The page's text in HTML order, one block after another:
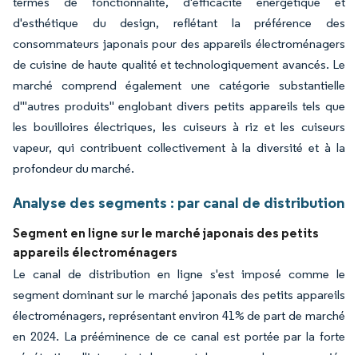
d'esthétique du design, reflétant la préférence des
consommateurs japonais pour des appareils électroménagers
de cuisine de haute qualité et technologiquement avancés. Le
marché comprend également une catégorie substantielle
d'"autres produits" englobant divers petits appareils tels que
les bouilloires électriques, les cuiseurs à riz et les cuiseurs
vapeur, qui contribuent collectivement à la diversité et à la
profondeur du marché.
Analyse des segments : par canal de distribution
Segment en ligne sur le marché japonais des petits
appareils électroménagers
Le canal de distribution en ligne s'est imposé comme le
segment dominant sur le marché japonais des petits appareils
électroménagers, représentant environ 41% de part de marché
en 2024. La prééminence de ce canal est portée par la forte